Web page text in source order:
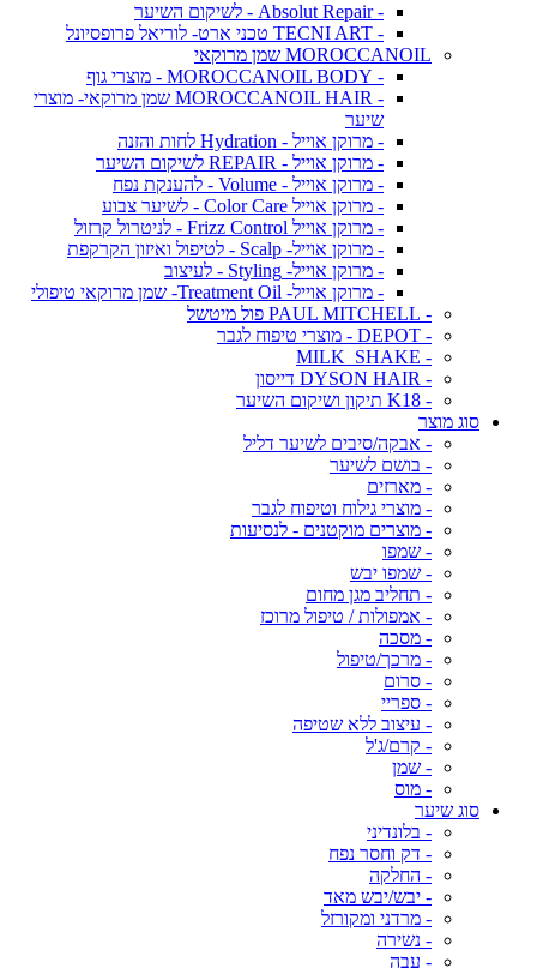
- Absolut Repair - לשיקום השיער
- TECNI ART טכני ארט- לוריאל פרופסיונל
MOROCCANOIL שמן מרוקאי
- MOROCCANOIL BODY - מוצרי גוף
- MOROCCANOIL HAIR שמן מרוקאי- מוצרי
שיער
- מרוקן אוייל - Hydration לחות והזנה
- מרוקן אוייל - REPAIR לשיקום השיער
- מרוקן אוייל - Volume - להענקת נפח
- מרוקן אוייל Color Care - לשיער צבוע
- מרוקן אוייל Frizz Control - לניטרול קרזול
- מרוקן אוייל- Scalp - לטיפול ואיזון הקרקפת
- מרוקן אוייל- Styling - לעיצוב
- מרוקן אוייל- Treatment Oil- שמן מרוקאי טיפולי
- PAUL MITCHELL פול מיטשל
- DEPOT - מוצרי טיפוח לגבר
- MILK_SHAKE
- DYSON HAIR דייסון
- K18 תיקון ושיקום השיער
סוג מוצר
- אבקה/סיבים לשיער דליל
- בושם לשיער
- מארזים
- מוצרי גילוח וטיפוח לגבר
- מוצרים מוקטנים - לנסיעות
- שמפו
- שמפו יבש
- תחליב מגן מחום
- אמפולות / טיפול מרוכז
- מסכה
- מרכך/טיפול
- סרום
- ספריי
- עיצוב ללא שטיפה
- קרם/ג'ל
- שמן
- מוס
סוג שיער
- בלונדיני
- דק וחסר נפח
- החלקה
- יבש/יבש מאד
- מרדני ומקורזל
- נשירה
- עבה